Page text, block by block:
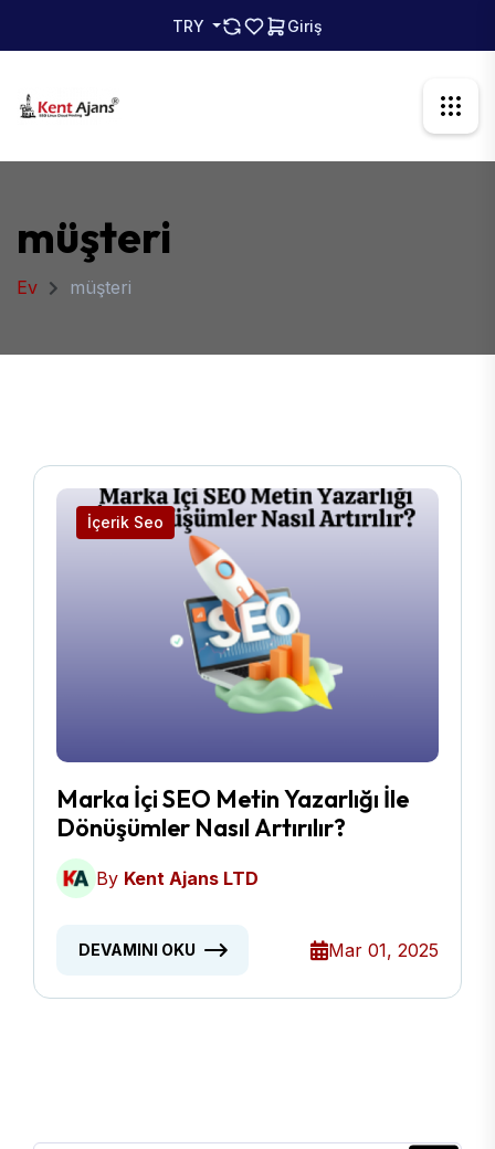
TRY Giriş
müşteri
Ev müşteri
İçerik Seo
Marka İçi SEO Metin Yazarlığı İle
Dönüşümler Nasıl Artırılır?
By Kent Ajans LTD
DEVAMINI OKU Mar 01, 2025